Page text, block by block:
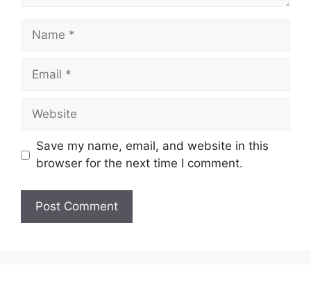
Name
Email
Website
Save my name, email, and website in this
browser for the next time I comment.